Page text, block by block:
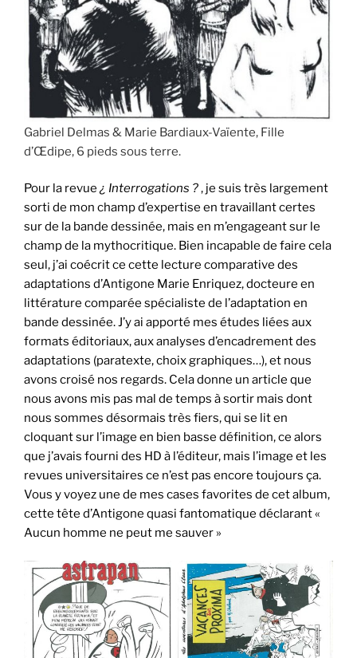
Gabriel Delmas & Marie Bardiaux-Vaïente, Fille
d’Œdipe, 6 pieds sous terre.
Pour la revue ¿ Interrogations ?, je suis très largement
sorti de mon champ d’expertise en travaillant certes
sur de la bande dessinée, mais en m’engageant sur le
champ de la mythocritique. Bien incapable de faire cela
seul, j’ai coécrit ce cette lecture comparative des
adaptations d’Antigone Marie Enriquez, docteure en
littérature comparée spécialiste de l’adaptation en
bande dessinée. J’y ai apporté mes études liées aux
formats éditoriaux, aux analyses d’encadrement des
adaptations (paratexte, choix graphiques…), et nous
avons croisé nos regards. Cela donne un article que
nous avons mis pas mal de temps à sortir mais dont
nous sommes désormais très fiers, qui se lit en
cloquant sur l’image en bien basse définition, ce alors
que j’avais fourni des HD à l’éditeur, mais l’image et les
revues universitaires ce n’est pas encore toujours ça.
Vous y voyez une de mes cases favorites de cet album,
cette tête d’Antigone quasi fantomatique déclarant «
Aucun homme ne peut me sauver »